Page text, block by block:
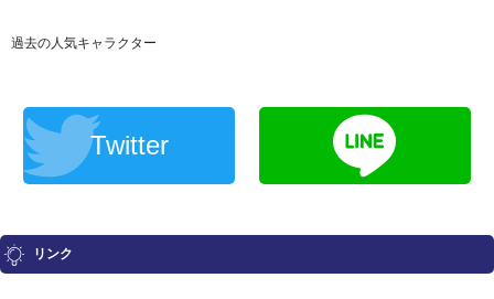
過去の人気キャラクター
Twitter
リンク